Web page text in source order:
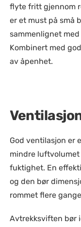
flyte fritt gjennom
er et must på små
sammenlignet
Kombinert med
av åpenhet.
God ventilasjon er
mindre
fuktighet. En
og den bør
rommet flere
Avtrekksviften bør